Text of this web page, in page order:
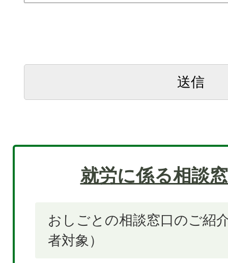
就労に係る相談
おしごとの相談窓口のご紹
者対象）